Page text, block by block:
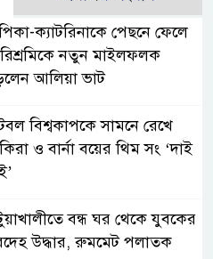
ক্যাটরিনাকে পেছনে ফেলে
নতুন মাইলফলক
আলিয়া ভাট
বিশ্বকাপকে সামনে রেখে
ও বার্না বয়ের থিম সং ‘দাই
বন্ধ ঘর থেকে যুবকের
উদ্ধার, রুমমেট পলাতক